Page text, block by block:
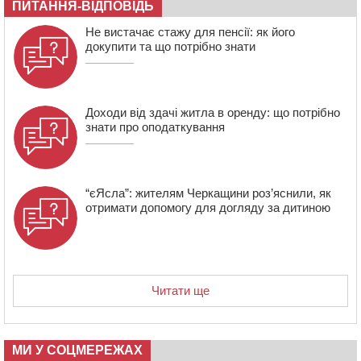
11:29 У Черкасах до середини серпня обмежать рух
транспорту на трьох вулицях
ПИТАННЯ-ВІДПОВІДЬ
Не вистачає стажу для пенсії: як його
докупити та що потрібно знати
Доходи від здачі житла в оренду: що потрібно
знати про оподаткування
“єЯсла”: жителям Черкащини роз’яснили, як
отримати допомогу для догляду за дитиною
Читати ще
МИ У СОЦМЕРЕЖАХ